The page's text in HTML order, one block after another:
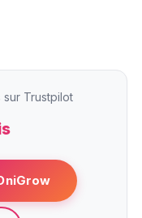
sur Trustpilot